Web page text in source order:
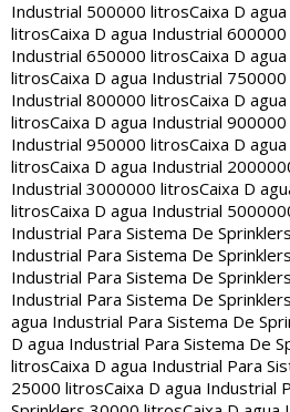
Industrial 500000 litrosCaixa D
litrosCaixa D agua Industrial
Industrial 650000 litrosCaixa D
litrosCaixa D agua Industrial
Industrial 800000 litrosCaixa D
litrosCaixa D agua Industrial
Industrial 950000 litrosCaixa D
litrosCaixa D agua Industrial
Industrial 3000000 litrosCaixa D
litrosCaixa D agua Industrial
Industrial Para Sistema De
Industrial Para Sistema De
Industrial Para Sistema De
Industrial Para Sistema De
agua Industrial Para Sistema De
D agua Industrial Para Sistema De
litrosCaixa D agua Industrial Para
25000 litrosCaixa D agua Industrial